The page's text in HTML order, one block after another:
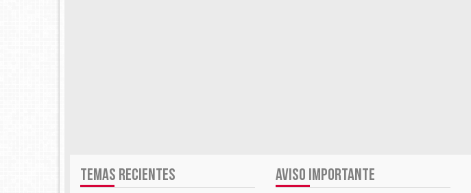
TEMAS RECIENTES AVISO IMPORTANTE